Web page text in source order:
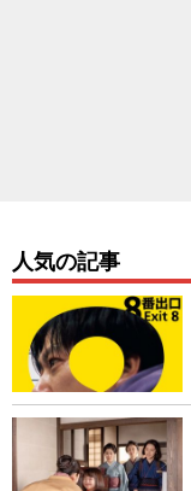
人気の記事